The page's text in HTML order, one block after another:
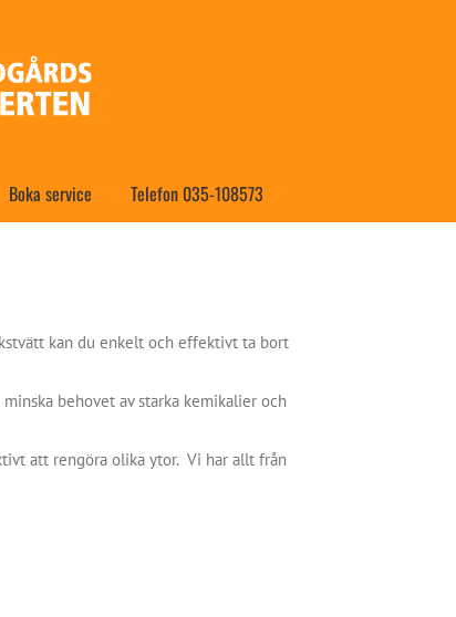
Boka service Telefon 035-108573
kan du enkelt och effektivt ta bort
behovet av starka kemikalier och
att rengöra olika ytor. Vi har allt från